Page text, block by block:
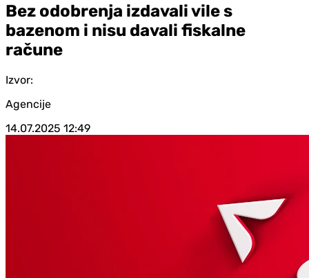
Bez odobrenja izdavali vile s
bazenom i nisu davali fiskalne
račune
Izvor:
Agencije
14.07.2025 12:49